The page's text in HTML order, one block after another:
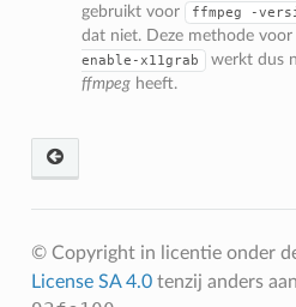
gebruikt voor
ffmpeg -
dat niet. Deze methode
enable-x11grab
werkt dus
ffmpeg heeft.
© Copyright in licentie onder
License SA 4.0tenzij anders